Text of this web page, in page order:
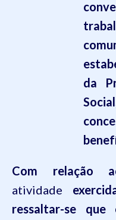
da
Com relação
atividade
ressaltar-se